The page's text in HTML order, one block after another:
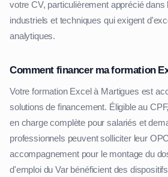
votre CV, particulièrement apprécié
industriels et techniques qui exigent
analytiques.
Comment financer ma formation
Votre formation Excel à Martigues est
solutions de financement. Éligible au
en charge complète pour salariés et
professionnels peuvent solliciter leur
accompagnement pour le montage du
d'emploi du Var bénéficient des